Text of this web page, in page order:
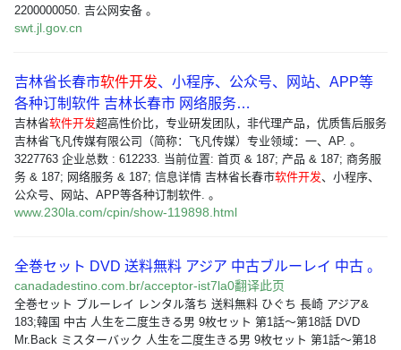
2200000050. 吉公网安备 。
swt.jl.gov.cn
吉林省长春市软件开发、小程序、公众号、网站、APP等
各种订制软件 吉林长春市 网络服务…
吉林省软件开发超高性价比，专业研发团队，非代理产品，优质售后服务
吉林省飞凡传媒有限公司（简称：飞凡传媒）专业领域：一、AP. 。
3227763 企业总数 : 612233. 当前位置: 首页 & 187; 产品 & 187; 商务服
务 & 187; 网络服务 & 187; 信息详情 吉林省长春市软件开发、小程序、
公众号、网站、APP等各种订制软件. 。
www.230la.com/cpin/show-119898.html
全巻セット DVD 送料無料 アジア 中古ブルーレイ 中古 。
canadadestino.com.br/acceptor-ist7la0翻译此页
全巻セット ブルーレイ レンタル落ち 送料無料 ひぐち 長崎 アジア&
183;韓国 中古 人生を二度生きる男 9枚セット 第1話～第18話 DVD
Mr.Back ミスターバック 人生を二度生きる男 9枚セット 第1話～第18